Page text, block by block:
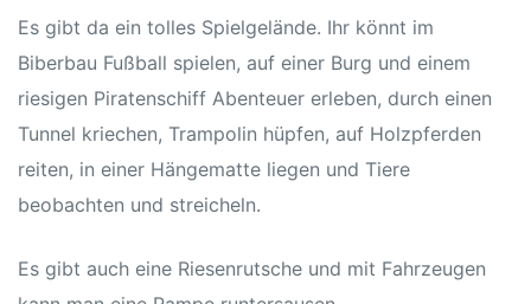
Es gibt da ein tolles Spielgelände. Ihr könnt im
Biberbau Fußball spielen, auf einer Burg und einem
riesigen Piratenschiff Abenteuer erleben, durch einen
Tunnel kriechen, Trampolin hüpfen, auf Holzpferden
reiten, in einer Hängematte liegen und Tiere
beobachten und streicheln.
Es gibt auch eine Riesenrutsche und mit Fahrzeugen